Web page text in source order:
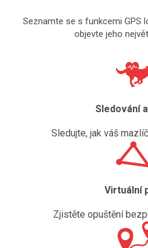
Seznamte se s funkcemi GPS
objevte jeho
Sledování
Sledujte, jak váš
Virtuální
Zjistěte opuštění